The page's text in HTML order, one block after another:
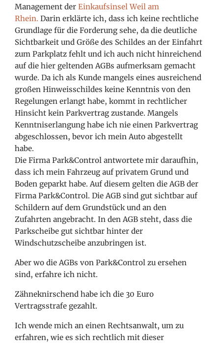
Management derEinkaufsinsel Weil am
Rhein. Darin erklärte ich, dass ich keine rechtliche
Grundlage für die Forderung sehe, da die deutliche
Sichtbarkeit und Größe des Schildes an der Einfahrt
zum Parkplatz fehlt und ich auch nicht hinreichend
auf die hier geltenden AGBs aufmerksam gemacht
wurde. Da ich als Kunde mangels eines ausreichend
großen Hinweisschildes keine Kenntnis von den
Regelungen erlangt habe, kommt in rechtlicher
Hinsicht kein Parkvertrag zustande. Mangels
Kenntniserlangung habe ich nie einen Parkvertrag
abgeschlossen, bevor ich mein Auto abgestellt
habe.
Die Firma Park&Control antwortete mir daraufhin,
dass ich mein Fahrzeug auf privatem Grund und
Boden geparkt habe. Auf diesem gelten die AGB der
Firma Park&Control. Die AGB sind gut sichtbar auf
Schildern auf dem Grundstück und an den
Zufahrten angebracht. In den AGB steht, dass die
Parkscheibe gut sichtbar hinter der
Windschutzscheibe anzubringen ist.
Aber wo die AGBs von Park&Control zu ersehen
sind, erfahre ich nicht.
Zähneknirschend habe ich die 30 Euro
Vertragsstrafe gezahlt.
Ich wende mich an einen Rechtsanwalt, um zu
erfahren, wie es sich rechtlich mit dieser